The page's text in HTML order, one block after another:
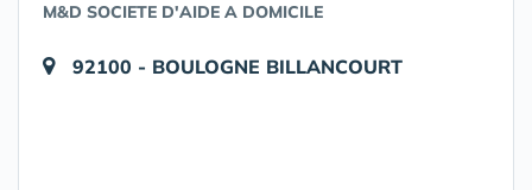
M&D SOCIETE D'AIDE A DOMICILE
92100 - BOULOGNE BILLANCOURT